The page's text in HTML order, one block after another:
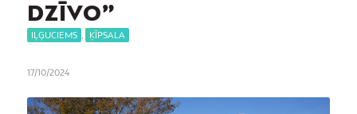
DZĪVO”
IĻĢUCIEMS ĶĪPSALA
17/10/2024